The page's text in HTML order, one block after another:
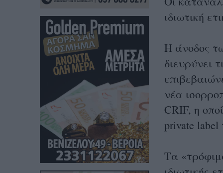
ιδιωτική
Η άνοδος
διευρύνει
νέα
CRIF, η
private
Τα